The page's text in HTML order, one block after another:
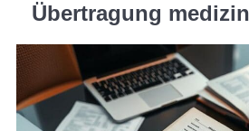
Übertragung